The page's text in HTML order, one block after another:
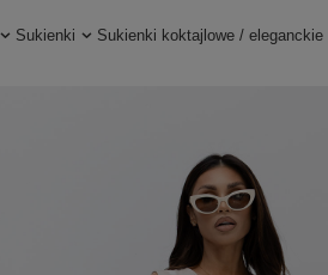
Sukienki Sukienki koktajlowe / eleganckie